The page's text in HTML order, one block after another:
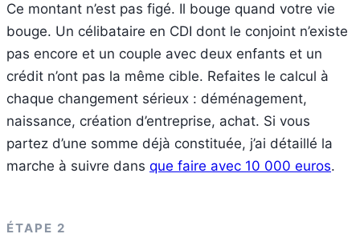
Ce montant n’est pas figé. Il bouge quand votre vie
bouge. Un célibataire en CDI dont le conjoint n’existe
pas encore et un couple avec deux enfants et un
crédit n’ont pas la même cible. Refaites le calcul à
chaque changement sérieux : déménagement,
naissance, création d’entreprise, achat. Si vous
partez d’une somme déjà constituée, j’ai détaillé la
marche à suivre dans que faire avec 10 000 euros.
ÉTAPE 2